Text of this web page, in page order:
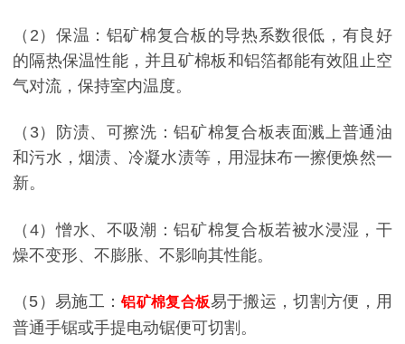
（ 2 ）保温：铝矿棉复合板的导热系数很低，有良好
的隔热保温性能，并且矿棉板和铝箔都能有效阻止空
气对流，保持室内温度。
（ 3）防渍、可擦洗：铝矿棉复合板表面溅上普通油
和污水，烟渍、冷凝水渍等，用湿抹布一擦便焕然一
新。
（ 4）憎水、不吸潮：铝矿棉复合板若被水浸湿，干
燥不变形、不膨胀、不影响其性能。
（ 5 ）易施工：铝矿棉复合板易于搬运，切割方便，用
普通手锯或手提电动锯便可切割。